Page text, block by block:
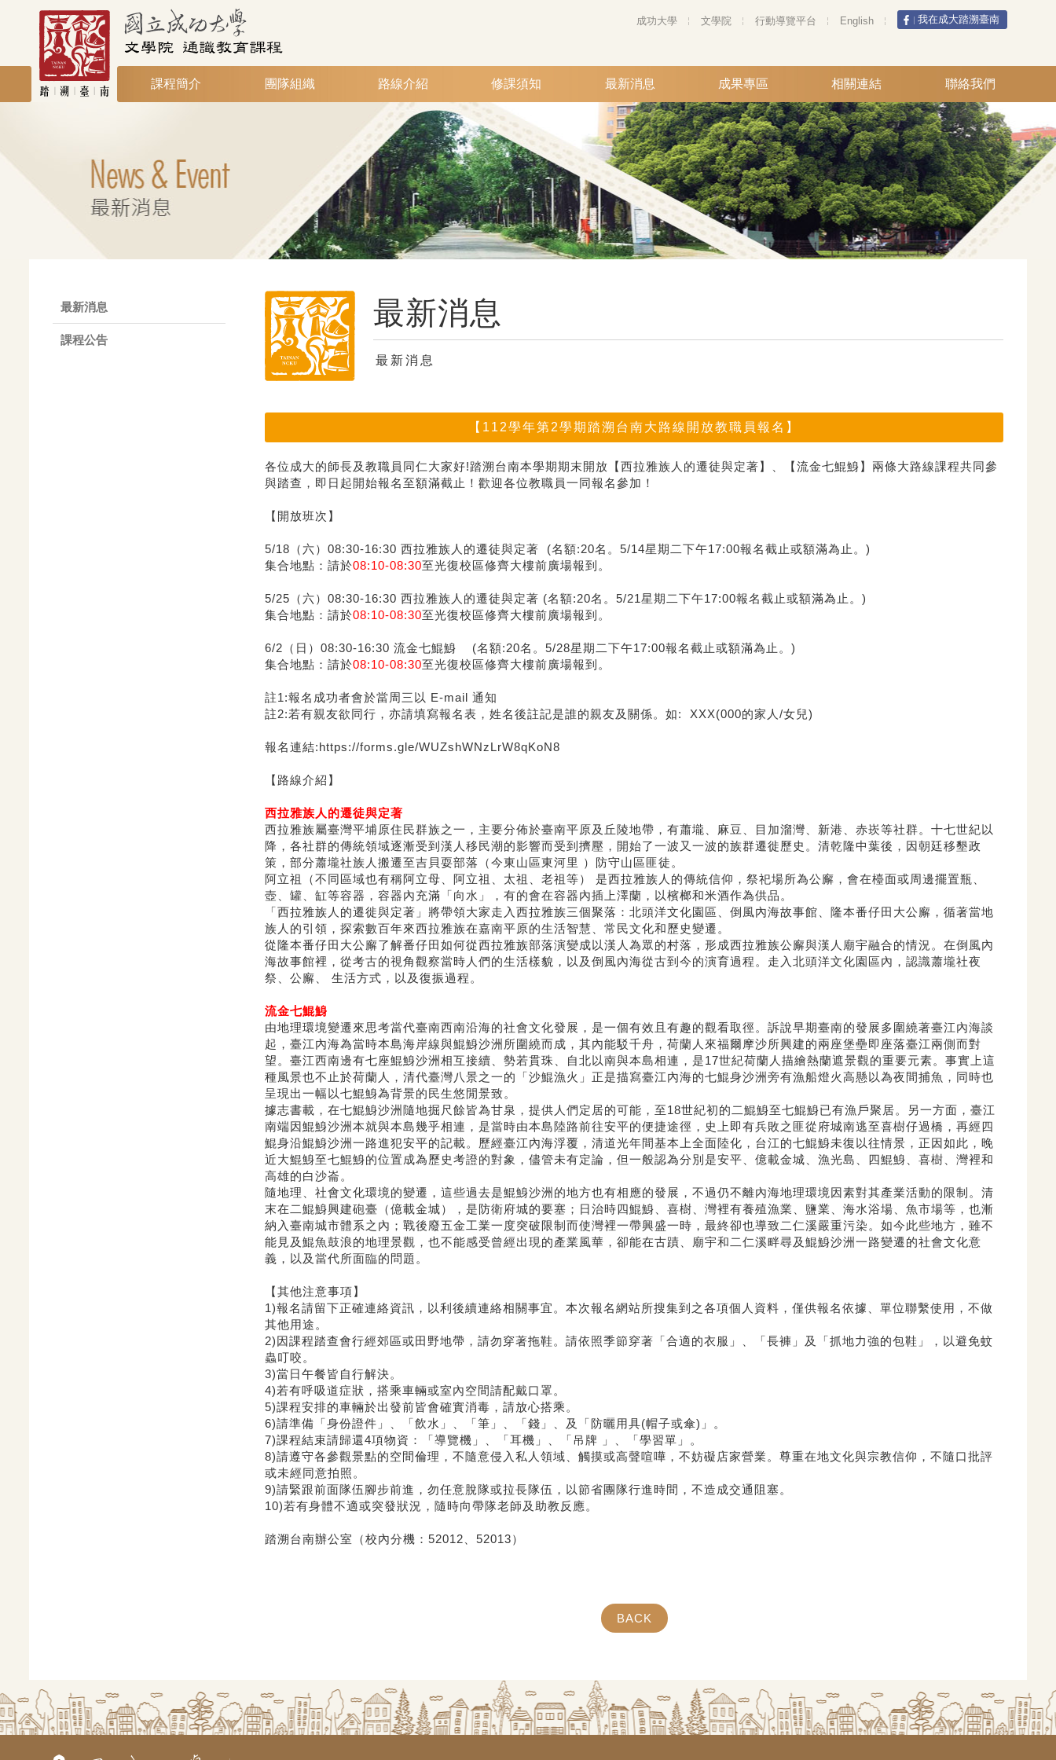
成功大學 文學院 行動導覽平台 English 我在成大踏溯臺南
課程簡介 團隊組織 路線介紹 修課須知 最新消息 成果專區 相關連結 聯絡我們
最新消息
課程公告
最新消息
最新消息
【112學年第2學期踏溯台南大路線開放教職員報名】
各位成大的師長及教職員同仁大家好!踏溯台南本學期期末開放【西拉雅族人的遷徒與定著】、【流金七鯤鯓】 兩條大路線課程共同參
與踏查，即日起開始報名至額滿截止！ 歡迎各位教職員一同報名參加！
【開放班次】
5/18（六）08:30-16:30 西拉雅族人的遷徒與定著 (名額:20名。5/14星期二下午17:00報名截止或額滿為止。)
集合地點：請於08:10-08:30至光復校區修齊大樓前廣場報到。
5/25（六）08:30-16:30 西拉雅族人的遷徒與定著 (名額:20名。5/21星期二下午17:00報名截止或額滿為止。)
集合地點：請於08:10-08:30至光復校區修齊大樓前廣場報到。
6/2（日）08:30-16:30 流金七鯤鯓 (名額:20名。5/28星期二下午17:00報名截止或額滿為止。)
集合地點：請於08:10-08:30至光復校區修齊大樓前廣場報到。
註1:報名成功者會於當周三以 E-mail 通知
註2:若有親友欲同行，亦請填寫報名表， 姓名後註記是誰的親友及關係。如: XXX(000的家人/女兒)
報名連結:https://forms.gle/WUZshWNzLrW8qKoN8
【路線介紹】
西拉雅族人的遷徒與定著
西拉雅族屬臺灣平埔原住民群族之一， 主要分佈於臺南平原及丘陵地帶，有蕭壠、麻豆、目加溜灣、新港、 赤崁等社群。十七世紀以
降， 各社群的傳統領域逐漸受到漢人移民潮的影響而受到擠壓， 開始了一波又一波的族群遷徙歷史。清乾隆中葉後， 因朝廷移墾政
策，部分蕭壠社族人搬遷至吉貝耍部落（今東山區東河里 ）防守山區匪徒。
阿立祖（不同區域也有稱阿立母、阿立祖、太祖、老祖等） 是西拉雅族人的傳統信仰，祭祀場所為公廨， 會在檯面或周邊擺置瓶、
壺、罐、缸等容器，容器內充滿「向水」， 有的會在容器內插上澤蘭，以檳榔和米酒作為供品。
「西拉雅族人的遷徙與定著」將帶領大家走入西拉雅族三個聚落： 北頭洋文化園區、倒風內海故事館、隆本番仔田大公廨， 循著當地
族人的引領， 探索數百年來西拉雅族在嘉南平原的生活智慧、 常民文化和歷史變遷。
從隆本番仔田大公廨了解番仔田如何從西拉雅族部落演變成以漢人為眾的村落，形成西拉雅族公廨與漢人廟宇融合的情況。 在倒風內
海故事館裡，從考古的視角觀察當時人們的生活樣貌， 以及倒風內海從古到今的演育過程。走入北頭洋文化園區內， 認識蕭壠社夜
祭、公廨、 生活方式，以及復振過程。
流金七鯤鯓
由地理環境變遷來思考當代臺南西南沿海的社會文化發展， 是一個有效且有趣的觀看取徑。 訴說早期臺南的發展多圍繞著臺江內海談
起， 臺江內海為當時本島海岸線與鯤鯓沙洲所圍繞而成，其內能駁千舟， 荷蘭人來福爾摩沙所興建的兩座堡壘即座落臺江兩側而對
望。 臺江西南邊有七座鯤鯓沙洲相互接續、勢若貫珠、 自北以南與本島相連， 是17世紀荷蘭人描繪熱蘭遮景觀的重要元素。 事實上這
種風景也不止於荷蘭人，清代臺灣八景之一的「沙鯤漁火」 正是描寫臺江內海的七鯤身沙洲旁有漁船燈火高懸以為夜間捕魚， 同時也
呈現出一幅以七鯤鯓為背景的民生悠閒景致。
據志書載，在七鯤鯓沙洲隨地掘尺餘皆為甘泉， 提供人們定居的可能， 至18世紀初的二鯤鯓至七鯤鯓已有漁戶聚居。另一方面， 臺江
南端因鯤鯓沙洲本就與本島幾乎相連， 是當時由本島陸路前往安平的便捷途徑， 史上即有兵敗之匪從府城南逃至喜樹仔過橋， 再經四
鯤身沿鯤鯓沙洲一路進犯安平的記載。歷經臺江內海浮覆， 清道光年間基本上全面陸化，台江的七鯤鯓未復以往情景， 正因如此，晚
近大鯤鯓至七鯤鯓的位置成為歷史考證的對象， 儘管未有定論，但一般認為分別是安平、億載金城、漁光島、 四鯤鯓、喜樹、灣裡和
高雄的白沙崙。
隨地理、社會文化環境的變遷， 這些過去是鯤鯓沙洲的地方也有相應的發展， 不過仍不離內海地理環境因素對其產業活動的限制。 清
末在二鯤鯓興建砲臺（億載金城），是防衛府城的要塞； 日治時四鯤鯓、喜樹、灣裡有養殖漁業、鹽業、海水浴場、 魚市場等，也漸
納入臺南城市體系之內； 戰後廢五金工業一度突破限制而使灣裡一帶興盛一時， 最終卻也導致二仁溪嚴重污染。如今此些地方， 雖不
能見及鯤魚鼓浪的地理景觀，也不能感受曾經出現的產業風華， 卻能在古蹟、 廟宇和二仁溪畔尋及鯤鯓沙洲一路變遷的社會文化意
義， 以及當代所面臨的問題。
【其他注意事項】
1)報名請留下正確連絡資訊，以利後續連絡相關事宜。 本次報名網站所搜集到之各項個人資料，僅供報名依據、 單位聯繫使用，不做
其他用途。
2)因課程踏查會行經郊區或田野地帶，請勿穿著拖鞋。 請依照季節穿著「合適的衣服」、「長褲」及「抓地力強的包鞋」， 以避免蚊
蟲叮咬。
3)當日午餐皆自行解決。
4)若有呼吸道症狀，搭乘車輛或室內空間請配戴口罩。
5)課程安排的車輛於出發前皆會確實消毒，請放心搭乘。
6)請準備「身份證件」、「飲水」、「筆」、「錢」、及「防曬用具(帽子或傘)」。
7)課程結束請歸還4項物資：「導覽機」、「耳機」、「吊牌 」、「學習單」。
8)請遵守各參觀景點的空間倫理，不隨意侵入私人領域、 觸摸或高聲喧嘩，不妨礙店家營業。尊重在地文化與宗教信仰， 不隨口批評
或未經同意拍照。
9)請緊跟前面隊伍腳步前進，勿任意脫隊或拉長隊伍， 以節省團隊行進時間，不造成交通阻塞。
10)若有身體不適或突發狀況，隨時向帶隊老師及助教反應。
踏溯台南辦公室（校內分機：52012、52013）
BACK